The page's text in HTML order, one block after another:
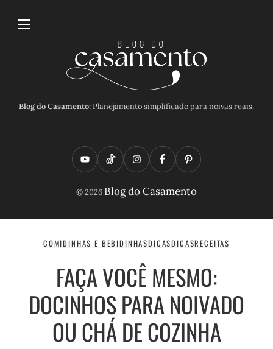
Blog do Casamento:Planejamento simplificado para noivas reais.
Y
o
t
u
e
T
i
t
o
I
n
t
a
r
a
m
F
a
e
b
o
P
i
t
e
e
s
t
© 2026 Blog do Casamento
COMIDINHAS E BEBIDINHASDICASDICASRECEITAS
FAÇA VOCÊ MESMO:
DOCINHOS PARA NOIVADO
OU CHÁ DE COZINHA